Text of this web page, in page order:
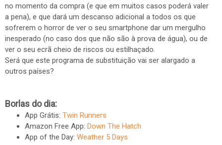
no momento da compra (e que em muitos casos poderá valer
a pena), e que dará um descanso adicional a todos os que
sofrerem o horror de ver o seu smartphone dar um mergulho
inesperado (no caso dos que não são à prova de água), ou de
ver o seu ecrã cheio de riscos ou estilhaçado.
Será que este programa de substituição vai ser alargado a
outros países?
Borlas do dia:
App Grátis: Twin Runners
Amazon Free App: Down The Hatch
App of the Day: Weather 5 Days